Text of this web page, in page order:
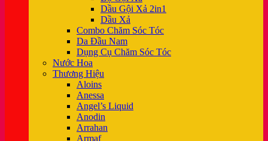
Dầu Gội Xả 2in1
Dầu Xả
Combo Chăm Sóc Tóc
Da Đầu Nam
Dụng Cụ Chăm Sóc Tóc
Nước Hoa
Thương Hiệu
Aloins
Anessa
Angel’s Liquid
Anodin
Arrahan
Armaf